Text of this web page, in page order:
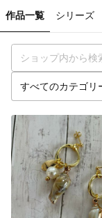
作品一覧 シリーズ